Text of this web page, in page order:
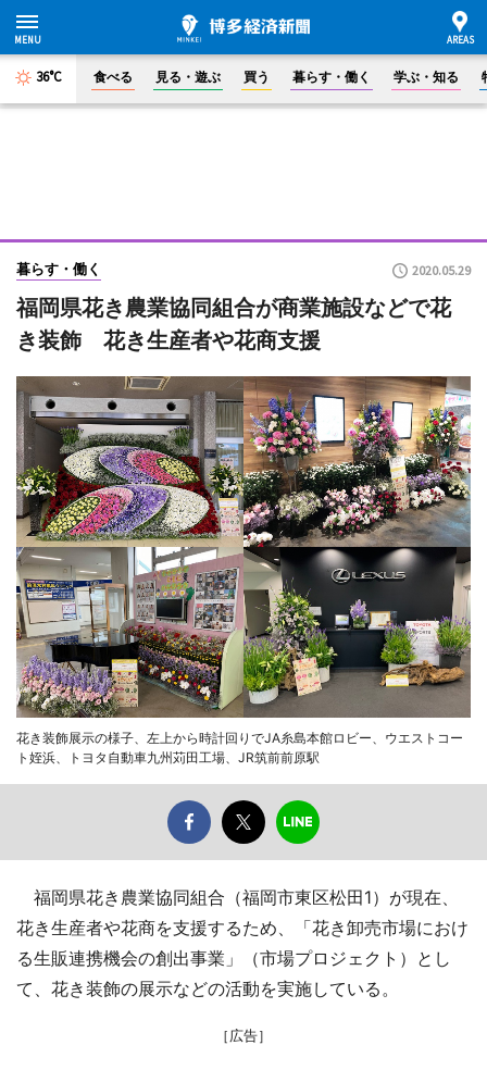
36°C 食べる 見る・遊ぶ 買う 暮らす・働く 学ぶ・知る
暮らす・働く 2020.05.29
福岡県花き農業協同組合が商業施設などで花
き装飾 花き生産者や花商支援
花き装飾展示の様子、左上から時計回りでJA糸島本館ロビー、ウエストコー
ト姪浜、トヨタ自動車九州苅田工場、JR筑前前原駅
福岡県花き農業協同組合（福岡市東区松田1）が現在、
花き生産者や花商を支援するため、「花き卸売市場におけ
る生販連携機会の創出事業」（市場プロジェクト）とし
て、花き装飾の展示などの活動を実施している。
［広告］